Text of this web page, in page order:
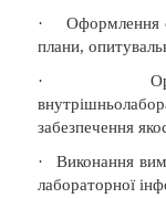
·
Оформлення
плани,
·
забезпечення
·
Виконання
лабораторної